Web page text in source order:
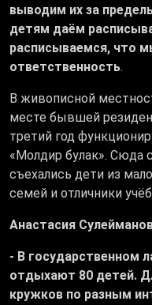
выводим их за
детям даём
расписываемся, что
ответственность.
В живописной
месте бывшей
третий год
«Молдир булак». Сюда
съехались дети из
семей и отличники
Анастасия
- В государственном
отдыхают 80 детей.
кружков по разным